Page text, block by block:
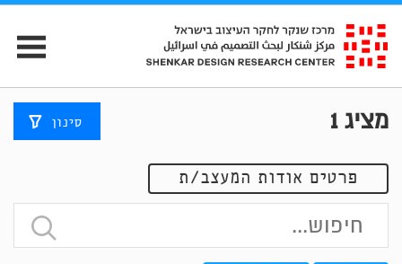
מציג1 סינון
פרטים אודות המעצב/ת